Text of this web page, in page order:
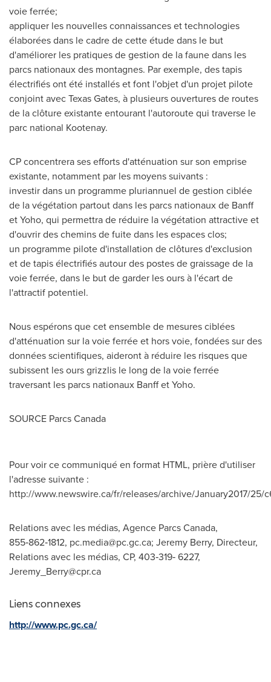
voie ferrée;
appliquer les nouvelles connaissances et technologies
élaborées dans le cadre de cette étude dans le but
d'améliorer les pratiques de gestion de la faune dans les
parcs nationaux des montagnes. Par exemple, des tapis
électrifiés ont été installés et font l'objet d'un projet pilote
conjoint avec Texas Gates, à plusieurs ouvertures de routes
de la clôture existante entourant l'autoroute qui traverse le
parc national Kootenay.
CP concentrera ses efforts d'atténuation sur son emprise
existante, notamment par les moyens suivants :
investir dans un programme pluriannuel de gestion ciblée
de la végétation partout dans les parcs nationaux de Banff
et Yoho, qui permettra de réduire la végétation attractive et
d'ouvrir des chemins de fuite dans les espaces clos;
un programme pilote d'installation de clôtures d'exclusion
et de tapis électrifiés autour des postes de graissage de la
voie ferrée, dans le but de garder les ours à l'écart de
l'attractif potentiel.
Nous espérons que cet ensemble de mesures ciblées
d'atténuation sur la voie ferrée et hors voie, fondées sur des
données scientifiques, aideront à réduire les risques que
subissent les ours grizzlis le long de la voie ferrée
traversant les parcs nationaux Banffet Yoho.
SOURCE Parcs Canada
Pour voir ce communiqué en format HTML, prière d'utiliser
l'adresse suivante :
http://www.newswire.ca/fr/releases/archive/January2017/25/
Relations avec les médias, Agence Parcs Canada,
855‑862‑1812, pc.media@pc.gc.ca; Jeremy Berry, Directeur,
Relations avec les médias, CP, 403‑319‑ 6227,
Jeremy_Berry@cpr.ca
Liens connexes
http://www.pc.gc.ca/